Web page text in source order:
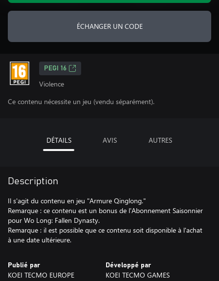
ÉCHANGER UN CODE
PEGI 16
Violence
Ce contenu nécessite un jeu (vendu séparément).
DÉTAILS AVIS AUTRES
Description
Il s'agit du contenu en jeu "Armure Qinglong."
Remarque : ce contenu est un bonus de l'Abonnement Saisonnier
pour Wo Long: Fallen Dynasty.
Remarque : il est possible que ce contenu soit disponible à l'achat
à une date ultérieure.
Publié par
KOEI TECMO EUROPE
Développé par
KOEI TECMO GAMES